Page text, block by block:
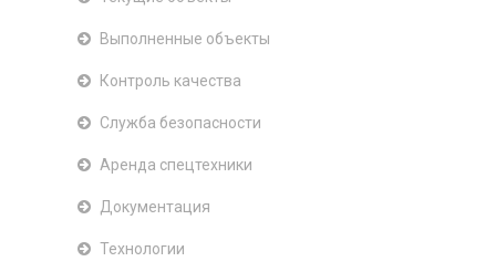
Выполненные объекты
Контроль качества
Служба безопасности
Аренда спецтехники
Документация
Технологии